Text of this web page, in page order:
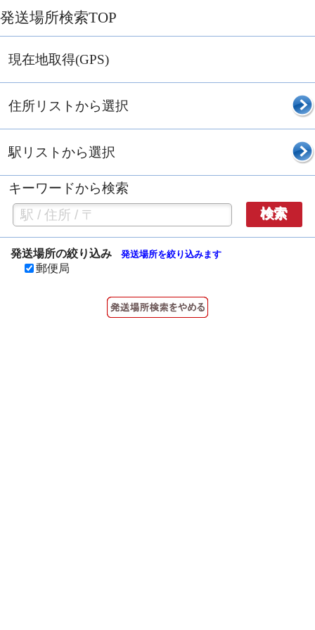
発送場所検索TOP
現在地取得(GPS)
住所リストから選択
駅リストから選択
キーワードから検索
検索
発送場所の絞り込み 発送場所を絞り込みます
郵便局